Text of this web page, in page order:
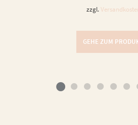
zzgl.
GEHE ZUM